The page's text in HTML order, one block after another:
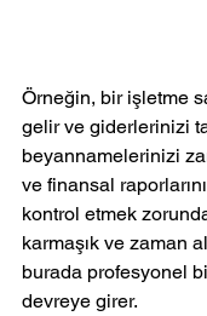
Örneğin, bir işletme
gelir ve giderlerinizi
beyannamelerinizi
ve finansal
kontrol etmek
karmaşık ve zaman
burada profesyonel
devreye girer.